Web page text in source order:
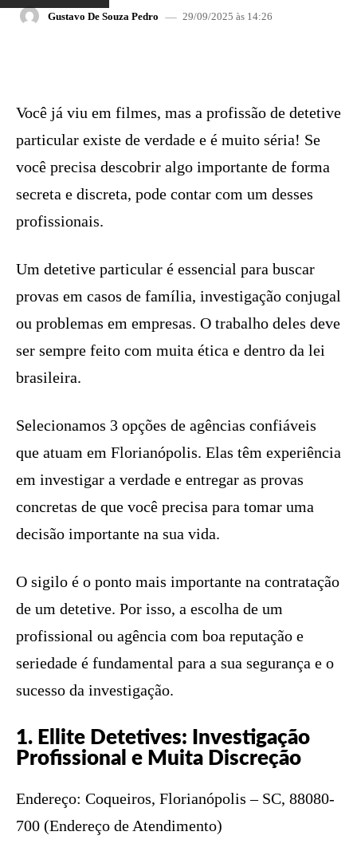
Gustavo De Souza Pedro 29/09/2025 às 14:26
Você já viu em filmes, mas a profissão de detetive
particular existe de verdade e é muito séria! Se
você precisa descobrir algo importante de forma
secreta e discreta, pode contar com um desses
profissionais.
Um detetive particular é essencial para buscar
provas em casos de família, investigação conjugal
ou problemas em empresas. O trabalho deles deve
ser sempre feito com muita ética e dentro da lei
brasileira.
Selecionamos 3 opções de agências confiáveis
que atuam em Florianópolis. Elas têm experiência
em investigar a verdade e entregar as provas
concretas de que você precisa para tomar uma
decisão importante na sua vida.
O sigilo é o ponto mais importante na contratação
de um detetive. Por isso, a escolha de um
profissional ou agência com boa reputação e
seriedade é fundamental para a sua segurança e o
sucesso da investigação.
1. Ellite Detetives: Investigação
Profissional e Muita Discreção
Endereço: Coqueiros, Florianópolis – SC, 88080-
700 (Endereço de Atendimento)